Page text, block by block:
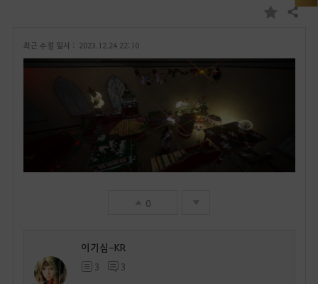
즐
공유하기
최근 수정 일시 : 2023.12.24 22:10
0
이기심-KR
3 3